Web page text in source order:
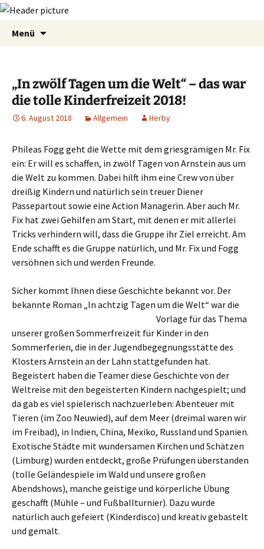
Menü
„In zwölf Tagen um die Welt“ – das war
die tolle Kinderfreizeit 2018!
6. August 2018 Allgemein Herby
Phileas Fogg geht die Wette mit dem griesgrämigen Mr. Fix
ein: Er will es schaffen, in zwölf Tagen von Arnstein aus um
die Welt zu kommen. Dabei hilft ihm eine Crew von über
dreißig Kindern und natürlich sein treuer Diener
Passepartout sowie eine Action Managerin. Aber auch Mr.
Fix hat zwei Gehilfen am Start, mit denen er mit allerlei
Tricks verhindern will, dass die Gruppe ihr Ziel erreicht. Am
Ende schafft es die Gruppe natürlich, und Mr. Fix und Fogg
versöhnen sich und werden Freunde.
Sicher kommt Ihnen diese Geschichte bekannt vor. Der
bekannte Roman „In achtzig Tagen um die Welt“ war die
Vorlage für das Thema
unserer großen Sommerfreizeit für Kinder in den
Sommerferien, die in der Jugendbegegnungsstätte des
Klosters Arnstein an der Lahn stattgefunden hat.
Begeistert haben die Teamer diese Geschichte von der
Weltreise mit den begeisterten Kindern nachgespielt; und
da gab es viel spielerisch nachzuerleben: Abenteuer mit
Tieren (im Zoo Neuwied), auf dem Meer (dreimal waren wir
im Freibad), in Indien, China, Mexiko, Russland und Spanien.
Exotische Städte mit wundersamen Kirchen und Schätzen
(Limburg) wurden entdeckt, große Prüfungen überstanden
(tolle Geländespiele im Wald und unsere großen
Abendshows), manche geistige und körperliche Übung
geschafft (Mühle – und Fußballturnier). Dazu wurde
natürlich auch gefeiert (Kinderdisco) und kreativ gebastelt
und gemalt.